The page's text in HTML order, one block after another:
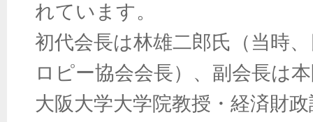
れています。
初代会長は林雄二郎氏（当時
ロピー協会会長）、副会長は
大阪大学大学院教授・経済財